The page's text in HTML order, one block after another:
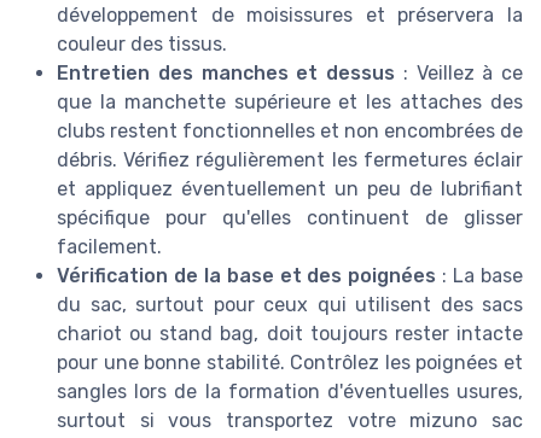
développement de moisissures et préservera la
couleur des tissus.
Entretien des manches et dessus : Veillez à ce
que la manchette supérieure et les attaches des
clubs restent fonctionnelles et non encombrées de
débris. Vérifiez régulièrement les fermetures éclair
et appliquez éventuellement un peu de lubrifiant
spécifique pour qu'elles continuent de glisser
facilement.
Vérification de la base et des poignées : La base
du sac, surtout pour ceux qui utilisent des sacs
chariot ou stand bag, doit toujours rester intacte
pour une bonne stabilité. Contrôlez les poignées et
sangles lors de la formation d'éventuelles usures,
surtout si vous transportez votre mizuno sac